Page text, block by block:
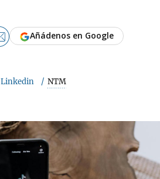
Linkedin NTM
Añádenos en Google